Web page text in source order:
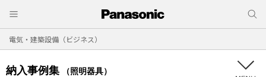
電気・建築設備（ビジネス）
納入事例集 （照明器具）